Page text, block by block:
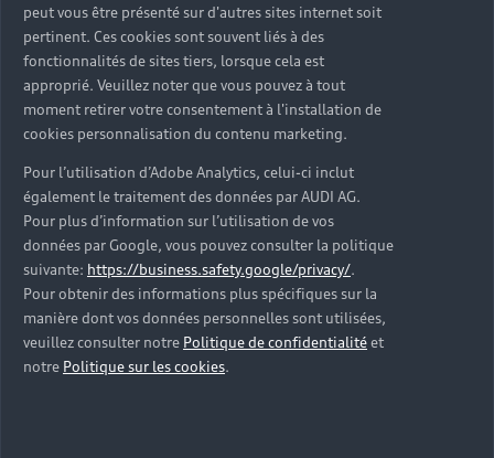
peut vous être présenté sur d'autres sites internet soit
pertinent. Ces cookies sont souvent liés à des
fonctionnalités de sites tiers, lorsque cela est
approprié. Veuillez noter que vous pouvez à tout
moment retirer votre consentement à l'installation de
cookies personnalisation du contenu marketing.
Pour l’utilisation d’Adobe Analytics, celui-ci inclut
également le traitement des données par AUDI AG.
Pour plus d’information sur l’utilisation de vos
données par Google, vous pouvez consulter la politique
suivante: https://business.safety.google/privacy/.
Pour obtenir des informations plus spécifiques sur la
manière dont vos données personnelles sont utilisées,
veuillez consulter notre Politique de confidentialitéet
notre Politique sur les cookies.
également une solution de financement qui vous
correspond. Crédit classique, LOA ou reprise de votre
ancien véhicule, vous avez ainsi la possibilité d’opter
pour la formule qui vous convient le mieux. Des
offres d’entretien vous sont proposées en
supplément afin de mieux maîtriser vos dépenses.
Grâce au financement Volkswagen Bank, vous avez le
choix entre deux niveaux de prestations. Vous
bénéficiez ainsi de la prise en charge des frais
d’entretien et pouvez compter sur une utilisation
exclusive de pièces d’Origine Audi.
Financer mon Audi d’occasion